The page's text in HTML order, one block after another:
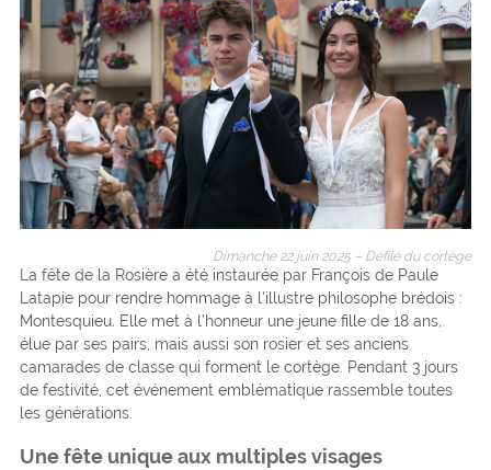
Dimanche 22 juin 2025 – Défilé du cortège
La fête de la Rosière a été instaurée par François de Paule
Latapie pour rendre hommage à l’illustre philosophe brédois :
Montesquieu. Elle met à l’honneur une jeune fille de 18 ans,
élue par ses pairs, mais aussi son rosier et ses anciens
camarades de classe qui forment le cortège. Pendant 3 jours
de festivité, cet événement emblématique rassemble toutes
les générations.
Une fête unique aux multiples visages